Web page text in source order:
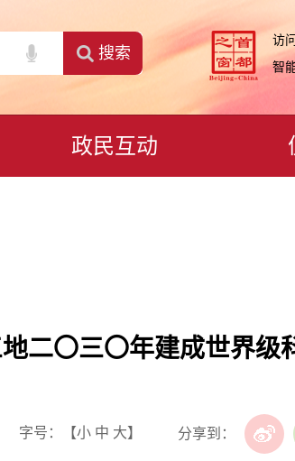
搜索
访
智
政民互动
二〇三〇年建成世界级
分享到：
字号： 【小 中 大】